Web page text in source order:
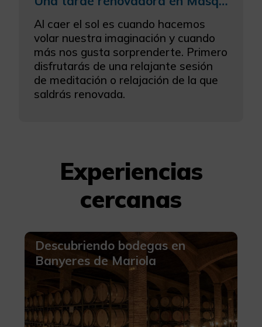
Al caer el sol es cuando hacemos
volar nuestra imaginación y cuando
más nos gusta sorprenderte. Primero
disfrutarás de una relajante sesión
de meditación o relajación de la que
saldrás renovada.
Experiencias
cercanas
Descubriendo bodegas en
Banyeres de Mariola